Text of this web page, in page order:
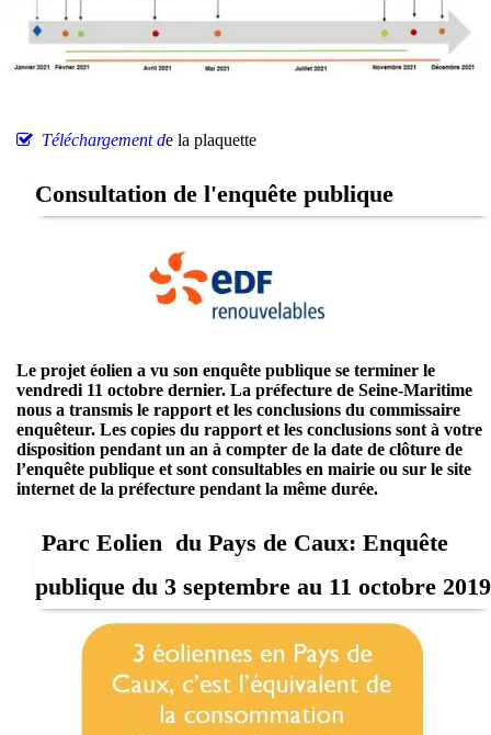
Téléchargement de la plaquette
Consultation de l'enquête publique
Le projet éolien a vu son enquête publique se terminer le
vendredi 11 octobre dernier. La préfecture de Seine-Maritime
nous a transmis le rapport et les conclusions du commissaire
enquêteur. Les copies du rapport et les conclusions sont à votre
disposition pendant un an à compter de la date de clôture de
l’enquête publique et sont consultables en mairie ou sur le site
internet de la préfecture pendant la même durée.
Parc Eolien du Pays de Caux: Enquête
publique du 3 septembre au 11 octobre 2019